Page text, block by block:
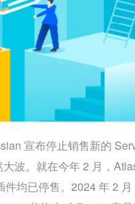
宣布停止销售新的
波。就在今年 2 月，
件均已停售。2024 年 2